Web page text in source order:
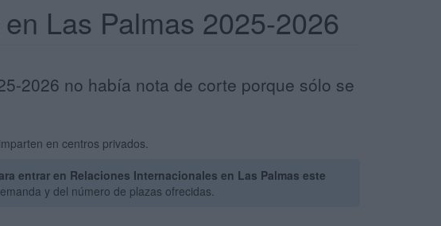
Las Palmas 2025-2026
2026 no había nota de corte porque sólo se
en centros privados.
entrar en Relaciones Internacionales en Las Palmas este
y del número de plazas ofrecidas.